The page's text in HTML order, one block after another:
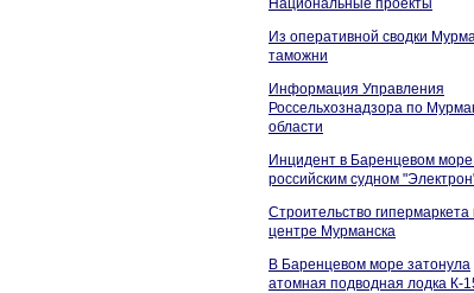
Национальные проекты
Из оперативной сводки
таможни
Информация Управления
Россельхознадзора по
области
Инцидент в Баренцевом море
российским судном
Строительство гипермаркета
центре Мурманска
В Баренцевом море затонула
атомная подводная лодка К-